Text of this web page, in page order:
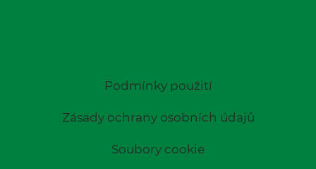
Podmínky použití
Zásady ochrany osobních údajů
Soubory cookie